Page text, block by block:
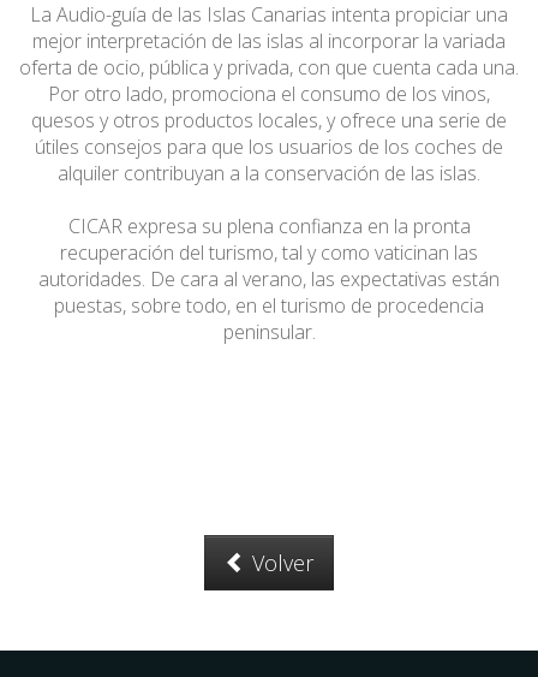
La Audio-guía de las Islas Canarias intenta propiciar una
mejor interpretación de las islas al incorporar la variada
oferta de ocio, pública y privada, con que cuenta cada una.
Por otro lado, promociona el consumo de los vinos,
quesos y otros productos locales, y ofrece una serie de
útiles consejos para que los usuarios de los coches de
alquiler contribuyan a la conservación de las islas.
CICAR expresa su plena confianza en la pronta
recuperación del turismo, tal y como vaticinan las
autoridades. De cara al verano, las expectativas están
puestas, sobre todo, en el turismo de procedencia
peninsular.
Volver